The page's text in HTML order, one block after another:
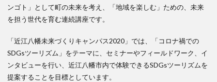
ンゴト」として町の未来を考え、「地域を楽しむ」ための、未来
を担う世代を育む連続講座です。
「近江八幡未来づくりキャンパス2020」では、「コロナ禍での
SDGsツーリズム」をテーマに、セミナーやフィールドワーク、イ
ンタビューを行い、近江八幡市内で体験できるSDGsツーリズムを
提案することを目標としています。